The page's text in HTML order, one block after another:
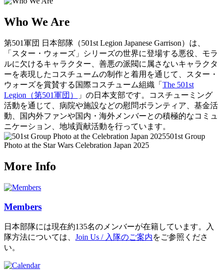
Who We Are
第501軍団 日本部隊（501st Legion Japanese Garrison）は、
「スター・ウォーズ」シリーズの世界に登場する悪役、モラ
ルに欠けるキャラクター、善悪の派閥に属さないキャラクタ
ーを表現したコスチュームの制作と着用を通じて、スター・
ウォーズを賞賛する国際コスチューム組織「 The 501st
Legion（第501軍団）
」の日本支部です。コスチューミング
活動を通じて、病院や施設などの慰問ボランティア、基金活
動、国内外ファンや国内・海外メンバーとの積極的なコミュ
ニケーション、地域貢献活動を行っています。
501st Group
Photo at the Star Wars Celebration Japan 2025
More Info
Members
日本部隊には現在約135名のメンバーが在籍しています。入
隊方法については、 Join Us / 入隊のご案内をご参照くださ
い。